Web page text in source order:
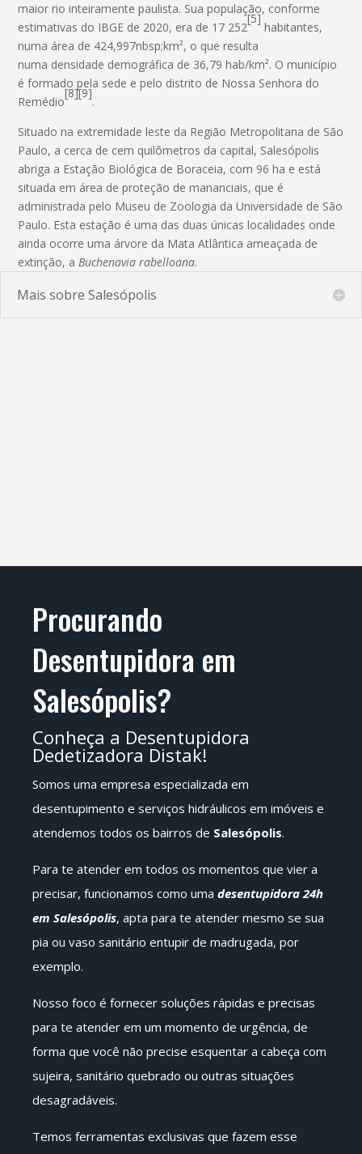
maior rio inteiramente paulista. Sua população, conforme
estimativas do IBGE de 2020, era de 17 252
[5]
habitantes,
numa área de 424,997nbsp;km², o que resulta
numa densidade demográfica de 36,79 hab/km². O município
é formado pela sede e pelo distrito de Nossa Senhora do
Remédio
[8][9]
.
Situado na extremidade leste da Região Metropolitana de São
Paulo, a cerca de cem quilômetros da capital, Salesópolis
abriga a Estação Biológica de Boraceia, com 96 ha e está
situada em área de proteção de mananciais, que é
administrada pelo Museu de Zoologia da Universidade de São
Paulo. Esta estação é uma das duas únicas localidades onde
ainda ocorre uma árvore da Mata Atlântica ameaçada de
extinção, aBuchenavia rabelloana.
Mais sobre Salesópolis
Procurando
Desentupidora em
Salesópolis?
Conheça a Desentupidora
Dedetizadora Distak!
Somos uma empresa especializada em
desentupimento e serviços hidráulicos em imóveis e
atendemos todos os bairros de Salesópolis.
Para te atender em todos os momentos que vier a
precisar, funcionamos como uma desentupidora 24h
em Salesópolis, apta para te atender mesmo se sua
pia ou vaso sanitário entupir de madrugada, por
exemplo.
Nosso foco é fornecer soluções rápidas e precisas
para te atender em um momento de urgência, de
forma que você não precise esquentar a cabeça com
sujeira, sanitário quebrado ou outras situações
desagradáveis.
Temos ferramentas exclusivas que fazem esse